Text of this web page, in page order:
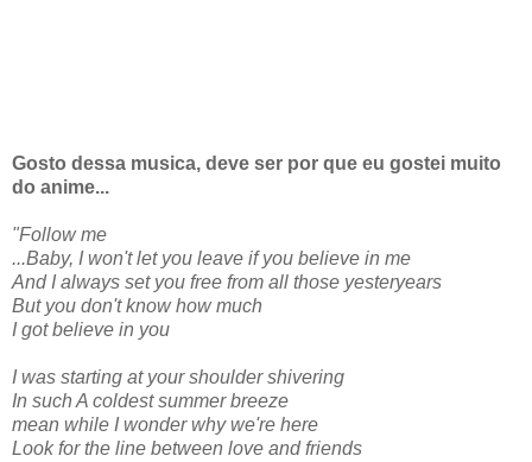
Gosto dessa musica, deve ser por que eu gostei muito
do anime...
"Follow me
...Baby, I won't let you leave if you believe in me
And I always set you free from all those yesteryears
But you don't know how much
I got believe in you
I was starting at your shoulder shivering
In such A coldest summer breeze
mean while I wonder why we're here
Look for the line between love and friends